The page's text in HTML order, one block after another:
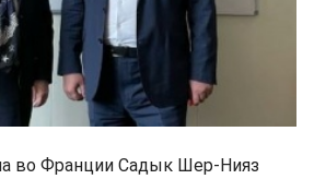
во Франции Садык Шер-Нияз